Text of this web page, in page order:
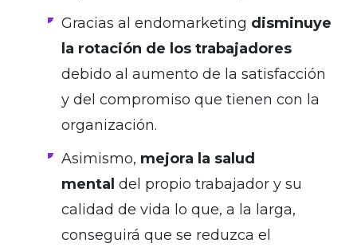
Gracias al endomarketing disminuye
la rotación de los trabajadores
debido al aumento de la satisfacción
y del compromiso que tienen con la
organización.
Asimismo, mejora la salud
mental del propio trabajador y su
calidad de vida lo que, a la larga,
conseguirá que se reduzca el